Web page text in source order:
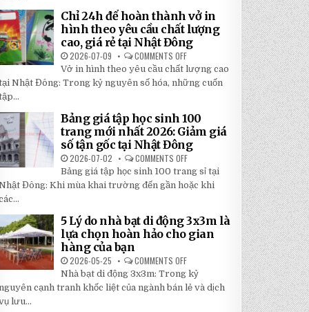
KIỆM
ĐẾN
30%
KHI
LẮP
NGOÀI
TRỜI
SÂN
TRƯỜNG
SIÊU
BỀN
ĐẦU
NHẤT
Chỉ 24h để hoàn thành vở in
hình theo yêu cầu chất lượng
cao, giá rẻ tại Nhật Đông
2026-07-09 COMMENTS OFF
CHỈ
24H
ĐỂ
HOÀN
IN
HÌNH
THEO
YÊU
CẦU
CHẤT
CAO,
GIÁ
RẺ
Vở in hình theo yêu cầu chất lượng cao
Nhật Đông: Trong kỷ nguyên số hóa, những cuốn
Bảng giá tập học sinh 100
trang mới nhất 2026: Giảm giá
số tận gốc tại Nhật Đông
2026-07-02 COMMENTS OFF
BẢNG
GIÁ
TẬP
HỌC
TRANG
MỚI
NHẤT
2026:
TẬN
GỐC
TẠI
Bảng giá tập học sinh 100 trang sỉ tại
Đông: Khi mùa khai trường đến gần hoặc khi
5 Lý do nhà bạt di động 3x3m là
lựa chọn hoàn hảo cho gian
hàng của bạn
2026-05-25 COMMENTS OFF
5
LÝ
DO
NHÀ
Nhà bạt di động 3x3m: Trong kỷ
cạnh tranh khốc liệt của ngành bán lẻ và dịch
lưu...